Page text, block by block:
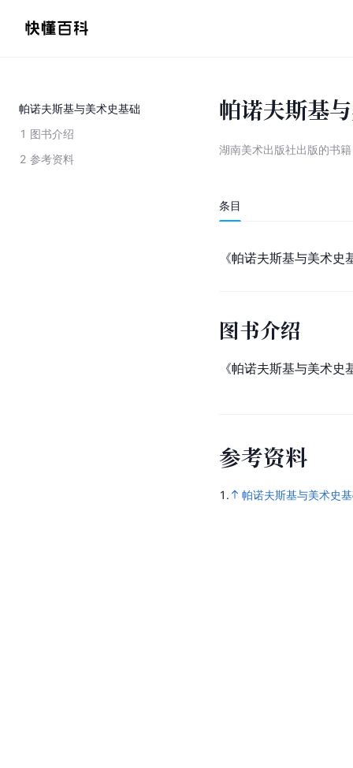
帕诺夫斯基与美术史基础
1 图书介绍
2 参考资料
帕诺夫斯基
湖南美术出版社出版的书籍
条目
《帕诺夫斯基与美术史
图书介绍
《帕诺夫斯基与美术
参考资料
1. 帕诺夫斯基与美术史